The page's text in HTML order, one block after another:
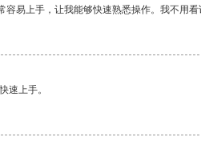
易上手，让我能够快速熟悉操作。我不用看
速上手。